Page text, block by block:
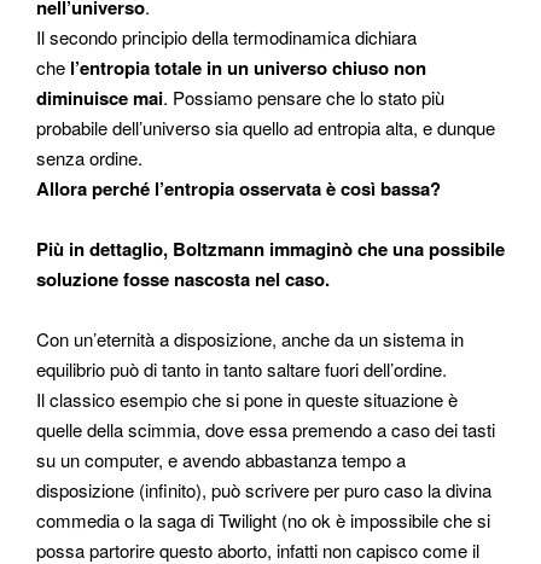
nell’universo.
Il secondo principio della termodinamica dichiara
che l’entropia totale in un universo chiuso non
diminuisce mai. Possiamo pensare che lo stato più
probabile dell’universo sia quello ad entropia alta, e dunque
senza ordine.
Allora perché l’entropia osservata è così bassa?
Più in dettaglio, Boltzmann immaginò che una possibile
soluzione fosse nascosta nel caso.
Con un’eternità a disposizione, anche da un sistema in
equilibrio può di tanto in tanto saltare fuori dell’ordine.
Il classico esempio che si pone in queste situazione è
quelle della scimmia, dove essa premendo a caso dei tasti
su un computer, e avendo abbastanza tempo a
disposizione (infinito), può scrivere per puro caso la divina
commedia o la saga di Twilight (no ok è impossibile che si
possa partorire questo aborto, infatti non capisco come il